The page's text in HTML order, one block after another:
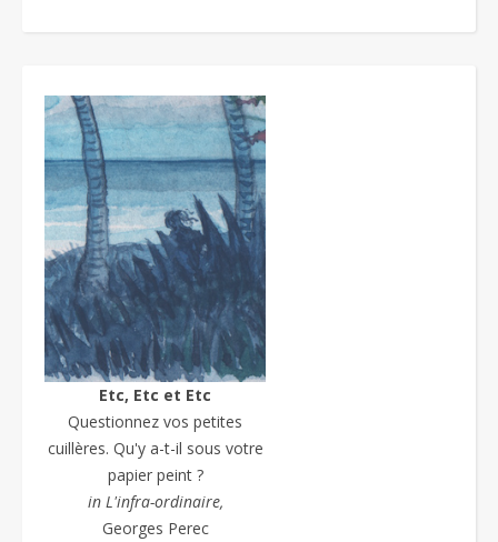
Etc, Etc et Etc
Questionnez vos petites
cuillères. Qu'y a-t-il sous votre
papier peint ?
in L'infra-ordinaire,
Georges Perec